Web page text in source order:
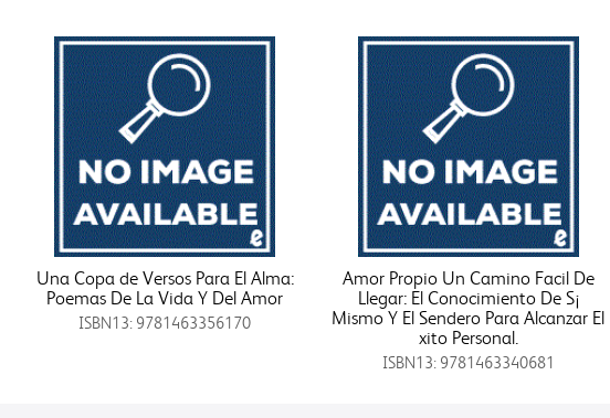
Una Copa de Versos Para El Alma:
Poemas De La Vida Y Del Amor
ISBN13: 9781463356170
Amor Propio Un Camino Facil De
Llegar: El Conocimiento De S¡
Mismo Y El Sendero Para Alcanzar El
xito Personal.
ISBN13: 9781463340681